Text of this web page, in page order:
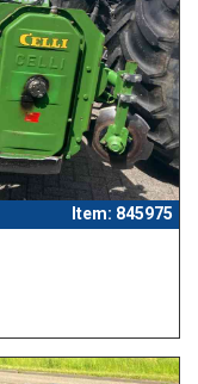
Item: 845975